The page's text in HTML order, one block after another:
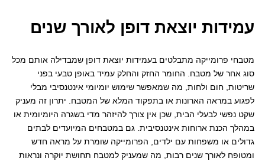
עמידות יוצאת דופן לאורך שנים
מטבחי פרומייקה מתבלטים בעמידות יוצאת דופן שמבדילה אותם מכל
סוג אחר של מטבח. החומר החזק והחלק עמיד באופן טבעי בפני
שריטות, חום ולחות, מה שמאפשר שימוש יומיומי אינטנסיבי מבלי
לפגוע במראה הארונות או בתפקוד המלא של המטבח. יתרון זה מעניק
שקט נפשי לבעלי הבית, שכן אין צורך להיזהר מדי בשגרה היומיומית או
במהלך הכנת ארוחות אינטנסיבית. גם במטבחים המיועדים לבתים
גדולים או משפחות עם ילדים, הפרומייקה שומרת על מראה חדש
ומטופח לאורך שנים רבות, מה שמעניק למטבח תחושת יוקרה ונראות